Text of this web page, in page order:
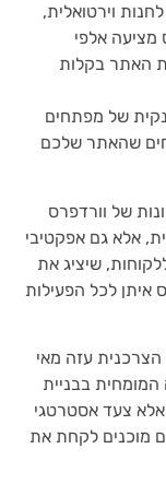
וירטואלית,
מציעה אלפי
האתר בקלות
של מפתחים
שהאתר שלכם
של וורדפרס
אלא גם אפקטיבי
שיציג את
איתן לכל הפעילות
עזה מאי
בבניית
צעד אסטרטגי
מוכנים לקחת את